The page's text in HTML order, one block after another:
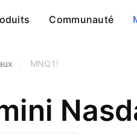
Communauté
MNQ1!